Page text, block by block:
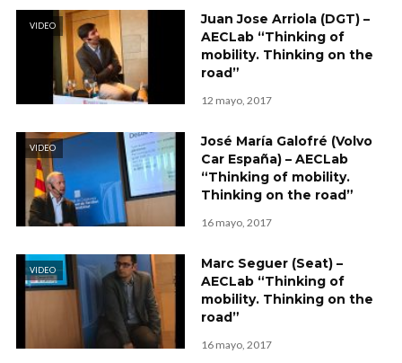
VIDEO
Juan Jose Arriola (DGT) –
AECLab “Thinking of
mobility. Thinking on the
road”
12 mayo, 2017
VIDEO
José María Galofré (Volvo
Car España) – AECLab
“Thinking of mobility.
Thinking on the road”
16 mayo, 2017
VIDEO
Marc Seguer (Seat) –
AECLab “Thinking of
mobility. Thinking on the
road”
16 mayo, 2017